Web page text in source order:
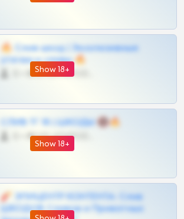
Show 18+
🔥 Слив шкод | Эксклюзивные
утечки и сливы 🔥
Show 18+
СЛИВ ТГ 18 | ШКОДЫ 🔞🔥
🧨 ЭПИЦЕНТР КОНТЕНТА: Слив
ШКОДОВ Сливов и Приватных